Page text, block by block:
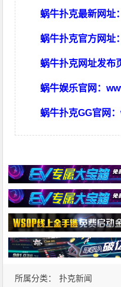
蜗牛扑克最新网址
蜗牛扑克官方网址
蜗牛扑克网址发布
蜗牛娱乐官网：
蜗牛扑克GG官网：
所属分类： 扑克新闻